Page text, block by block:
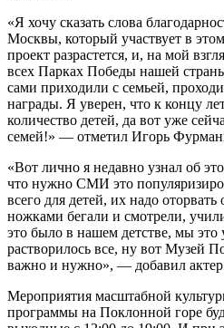
«Я хочу сказать слова
Москвы, который участвует в
проект разрастется, и, на мой
всех Парках Победы нашей
сами приходили с семьей,
награды. Я уверен, что к концу
количество детей, да вот уже
семей!» — отметил Игорь
«Вот лично я недавно узнал об
что нужно СМИ это
всего для детей, их надо
ножками бегали и смотрели,
это было в нашем детстве, мы это
растворилось все, ну вот Музей
важно и нужно», — добавил
Мероприятия масштабной
программы на Поклонной горе